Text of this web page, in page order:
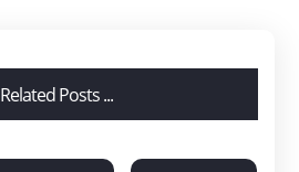
Related Posts ...